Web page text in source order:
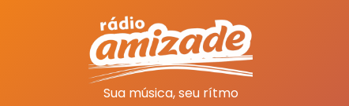
Sua música, seu rítmo